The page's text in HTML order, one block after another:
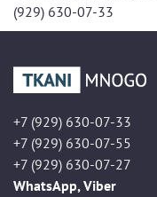
(929) 630-07-33
+7 (929) 630-07-33
+7 (929) 630-07-55
+7 (929) 630-07-27
WhatsApp, Viber